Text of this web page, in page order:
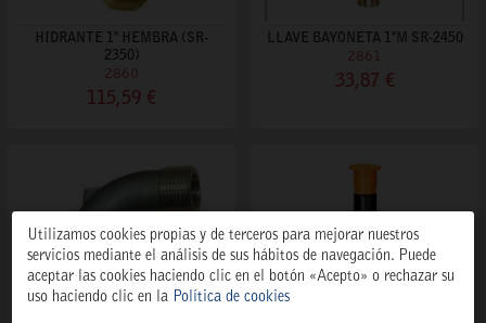
HIDRANTE 1" HEMBRA (SR-
2350)
2860
115,59 €
LLAVE BAYONETA 1"M SR-2450
2861
33,87 €
Utilizamos cookies propias y de terceros para mejorar nuestros
servicios mediante el análisis de sus hábitos de navegación. Puede
aceptar las cookies haciendo clic en el botón «Acepto» o rechazar su
uso haciendo clic en la Política de cookies